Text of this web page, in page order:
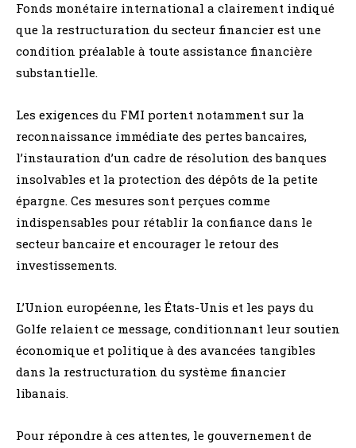
Fonds monétaire international a clairement indiqué
que la restructuration du secteur financier est une
condition préalable à toute assistance financière
substantielle.
Les exigences du FMI portent notamment sur la
reconnaissance immédiate des pertes bancaires,
l’instauration d’un cadre de résolution des banques
insolvables et la protection des dépôts de la petite
épargne. Ces mesures sont perçues comme
indispensables pour rétablir la confiance dans le
secteur bancaire et encourager le retour des
investissements.
L’Union européenne, les États-Unis et les pays du
Golfe relaient ce message, conditionnant leur soutien
économique et politique à des avancées tangibles
dans la restructuration du système financier
libanais.
Pour répondre à ces attentes, le gouvernement de